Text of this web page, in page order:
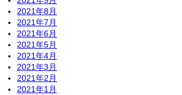
2021年8月
2021年7月
2021年6月
2021年5月
2021年4月
2021年3月
2021年2月
2021年1月